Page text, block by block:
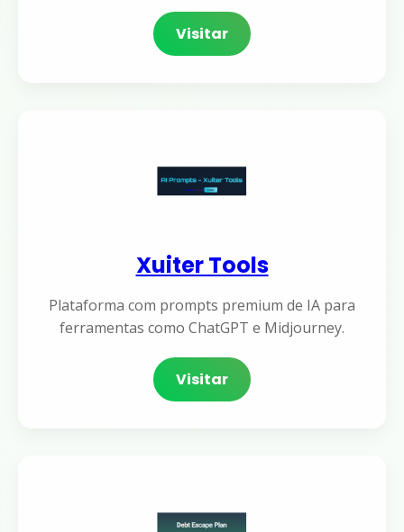
Visitar
Xuiter Tools
Plataforma com prompts premium de IA para
ferramentas como ChatGPT e Midjourney.
Visitar